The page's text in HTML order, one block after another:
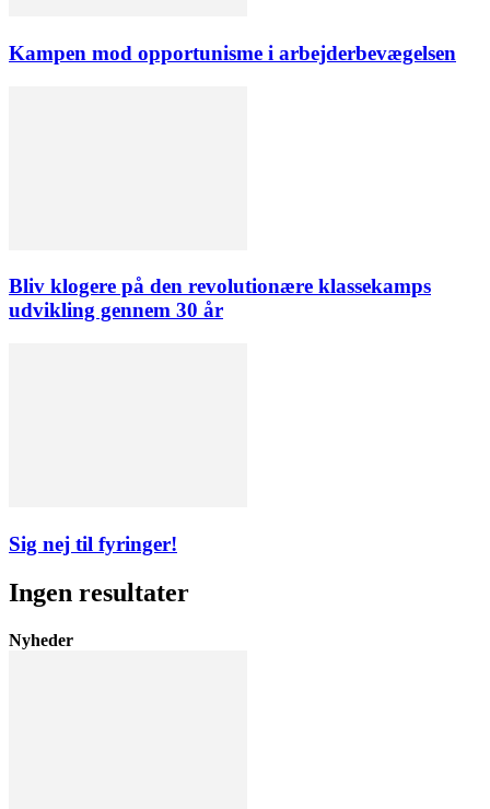
Kampen mod opportunisme i arbejderbevægelsen
Bliv klogere på den revolutionære klassekamps
udvikling gennem 30 år
Sig nej til fyringer!
Ingen resultater
Nyheder